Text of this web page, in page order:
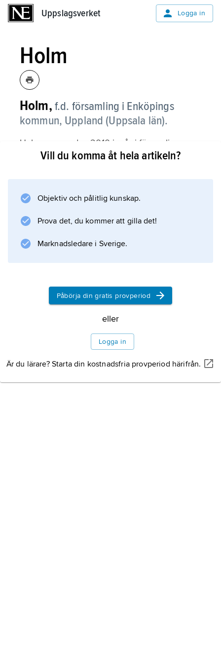
Uppslagsverket Logga in
Holm
Holm, f.d. församling i Enköpings
kommun, Uppland (Uppsala län).
Holm, som sedan 2010 ingår i församlingen
Lagunda
ännu under järnåldern.
Information om artikeln
Vill du komma åt hela artikeln?
Objektiv och pålitlig kunskap.
Prova det, du kommer att gilla det!
Marknadsledare i Sverige.
Påbörja din gratis provperiod
eller
Logga in
Är du lärare? Starta din kostnadsfria provperiod härifrån.